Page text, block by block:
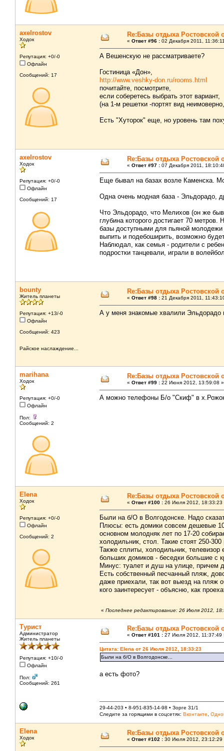
axelrostov
Ходок
Репутация: +0/-0
Офлайн
Сообщений: 17
Re:Базы отдыха Ростовской
« Ответ #96 : 02 Декабря 2011,
А Вешенскую не рассматриваете?
Гостиница «Дон»,
http://www.veshky-don.ru/rooms.html
почитайте, посмотрите,
если соберетесь выбрать этот
(на 1-м решетки -портят вид
Есть "Хуторок" еще, но уровень там
axelrostov
Ходок
Репутация: +0/-0
Офлайн
Сообщений: 17
Re:Базы отдыха Ростовской
« Ответ #97 : 07 Декабря 2011,
Еще бывал на базах возле Каменска.
Одна очень модная база - Эльдорадо,
Что Эльдорадо, что Мелихов (он же
глубина которого достигает 70
базы доступными для пьяной
выпить и подебоширить, возможно
Наблюдал, как семья - родители с
подростки танцевали, играли в
bounty
Житель планеты
Репутация: +13/-0
Офлайн
Сообщений: 423
Райское наслаждение...
Re:Базы отдыха Ростовской
« Ответ #98 : 21 Декабря 2011,
А у меня знакомые хвалили Эльдорадо
marihana
Ходок
Репутация: +0/-0
Офлайн
Пол:
Сообщений: 2
Re:Базы отдыха Ростовской
« Ответ #99 : 22 Июня 2012, 13:59:08 »
А можно телефоны Б/о "Скиф" в
Elena
Ходок
Репутация: +0/-0
Офлайн
Сообщений: 2
Re:Базы отдыха Ростовской
« Ответ #100 : 26 Июля 2012, 18:33:23
Были на б/О в Волгодонске. Надо
Плюсы: есть домики совсем дешевые
основном молодняк лет по 17-20
холодильник, стол. Такие стоят 250-
Также сплиты, холодильник,
больших домиков - беседки большие с
Минус: туалет и душ на улице, причем
Есть собственный песчанный пляж,
даже приехали, так вот выезд на пляж
кого заинтересует - объясню, как
« Последнее редактирование: 26 Июля 2012,
Турист
Администратор
Житель планеты
Репутация: +10/-0
Офлайн
Пол:
Сообщений: 261
Re:Базы отдыха Ростовской
« Ответ #101 : 27 Июля 2012, 11:37:49
Цитата: Elena от 26 Июля 2012, 18:33:23
Были на б/О в Волгодонске...
а есть фото?
29-44-203 • 8-951-835-14-98 • Зорге 31/1
Следите за горящими в соцсетях: Вконтакте
Elena
Ходок
Re:Базы отдыха Ростовской
« Ответ #102 : 30 Июля 2012, 23:12:29